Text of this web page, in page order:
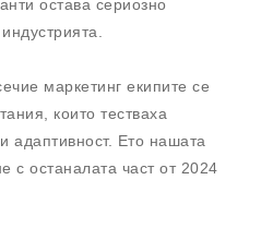
остава сериозно
маркетинг екипите се
които тестваха
адаптивност. Ето нашата
с останалата част от 2024